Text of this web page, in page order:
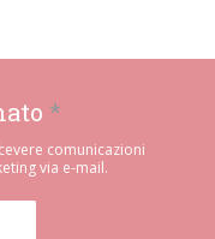
*
comunicazioni
via e-mail.